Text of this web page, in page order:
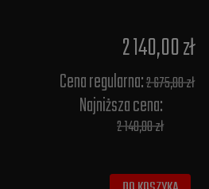
2 140,00 zł
Cena regularna:2 675,00 zł
Najniższa cena:
2 140,00 zł